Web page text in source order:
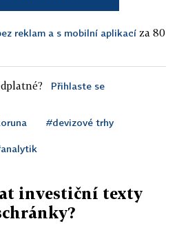
reklam a s mobilní aplikací za 80
Přihlaste se
#devizové trhy
investiční texty